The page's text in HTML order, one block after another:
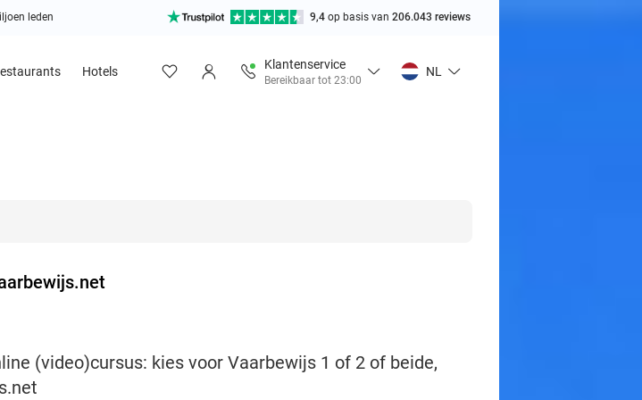
leden 9,4 op basis van 206.043 reviews
Hotels
Klantenservice
Bereikbaar tot 23:00
NL
(video)cursus: kies voor Vaarbewijs 1 of 2 of beide,